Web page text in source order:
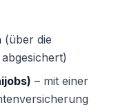
(über die
– mit einer